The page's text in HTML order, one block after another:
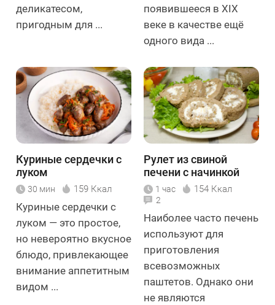
деликатесом,
пригодным для ...
появившееся в XIX
веке в качестве ещё
одного вида ...
Куриные сердечки с
луком
30 мин 159 Ккал
Куриные сердечки с
луком — это простое,
но невероятно вкусное
блюдо, привлекающее
внимание аппетитным
видом ...
Рулет из свиной
печени с начинкой
1 час 154 Ккал
2
Наиболее часто печень
используют для
приготовления
всевозможных
паштетов. Однако они
не являются